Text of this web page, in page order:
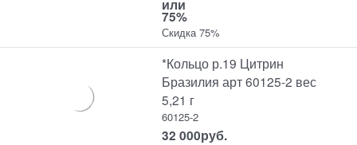
или
75%
Скидка 75%
*Кольцо р.19 Цитрин
Бразилия арт 60125-2 вес
5,21 г
60125-2
32 000руб.